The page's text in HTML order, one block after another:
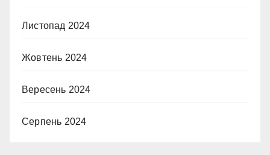
Листопад 2024
Жовтень 2024
Вересень 2024
Серпень 2024